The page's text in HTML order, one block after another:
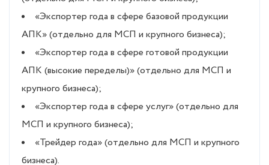
«Экспортер года в сфере базовой продукции
АПК» (отдельно для МСП и крупного бизнеса);
«Экспортер года в сфере готовой продукции
АПК (высокие переделы)» (отдельно для МСП и
крупного бизнеса);
«Экспортер года в сфере услуг» (отдельно для
МСП и крупного бизнеса);
«Трейдер года» (отдельно для МСП и крупного
бизнеса).